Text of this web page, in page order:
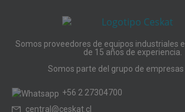
Somos proveedores de equipos industriales
de 15 años de experiencia.
Somos parte del grupo de empresas
+56 2 27304700
central@ceskat.cl